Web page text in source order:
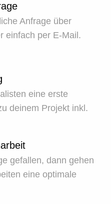
Anfrage über
einfach per E-Mail.
eine erste
deinem Projekt inkl.
gefallen, dann gehen
eine optimale